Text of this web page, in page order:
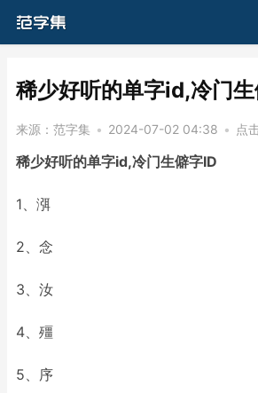
稀少好听的单字id,冷门
来源： 范字集 • 2024-07-02 04:38 • 点
稀少好听的单字id,冷门生僻字ID
1、渳
2、念
3、汝
4、殭
5、序